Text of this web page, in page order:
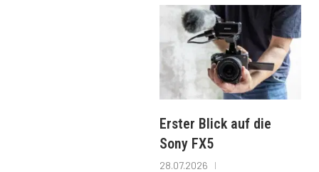
Erster Blick auf die
Sony FX5
28.07.2026